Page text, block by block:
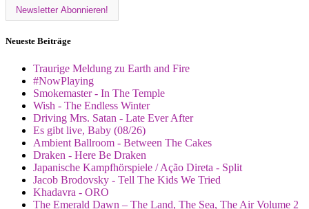
Neueste Beiträge
Traurige Meldung zu Earth and Fire
#NowPlaying
Smokemaster - In The Temple
Wish - The Endless Winter
Driving Mrs. Satan - Late Ever After
Es gibt live, Baby (08/26)
Ambient Ballroom - Between The Cakes
Draken - Here Be Draken
Japanische Kampfhörspiele / Ação Direta - Split
Jacob Brodovsky - Tell The Kids We Tried
Khadavra - ORO
The Emerald Dawn – The Land, The Sea, The Air Volume 2